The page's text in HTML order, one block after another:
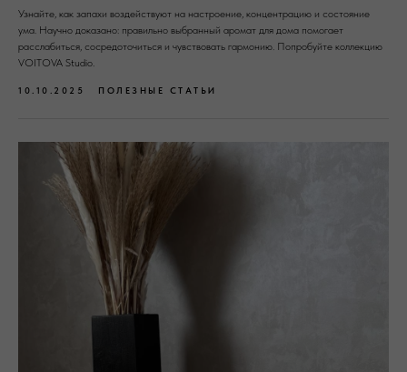
Узнайте, как запахи воздействуют на настроение, концентрацию и состояние
ума. Научно доказано: правильно выбранный аромат для дома помогает
расслабиться, сосредоточиться и чувствовать гармонию. Попробуйте коллекцию
VOITOVA Studio.
10.10.2025 ПОЛЕЗНЫЕ СТАТЬИ